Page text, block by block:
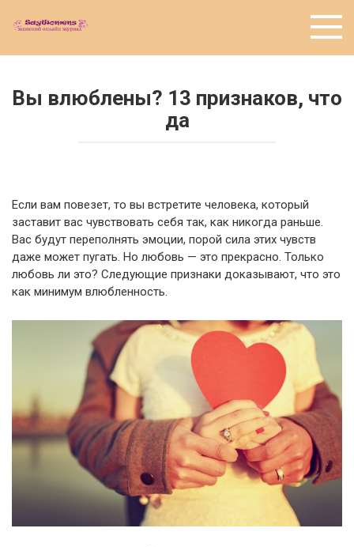
Вы влюблены? 13 признаков, что
да
Если вам повезет, то вы встретите человека, который
заставит вас чувствовать себя так, как никогда раньше.
Вас будут переполнять эмоции, порой сила этих чувств
даже может пугать. Но любовь — это прекрасно. Только
любовь ли это? Следующие признаки доказывают, что это
как минимум влюбленность.